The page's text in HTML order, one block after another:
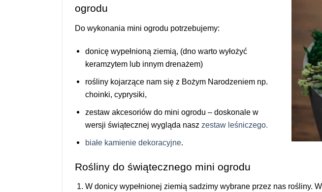
ogrodu
Do wykonania mini ogrodu potrzebujemy:
donicę wypełnioną ziemią, (dno warto wyłożyć
keramzytem lub innym drenażem)
rośliny kojarzące nam się z Bożym Narodzeniem np.
choinki, cyprysiki,
zestaw akcesoriów do mini ogrodu – doskonale w
wersji świątecznej wygląda nasz zestaw leśniczego.
białe kamienie dekoracyjne.
Rośliny do świątecznego mini ogrodu
W donicy wypełnionej ziemią sadzimy wybrane przez nas rośliny.